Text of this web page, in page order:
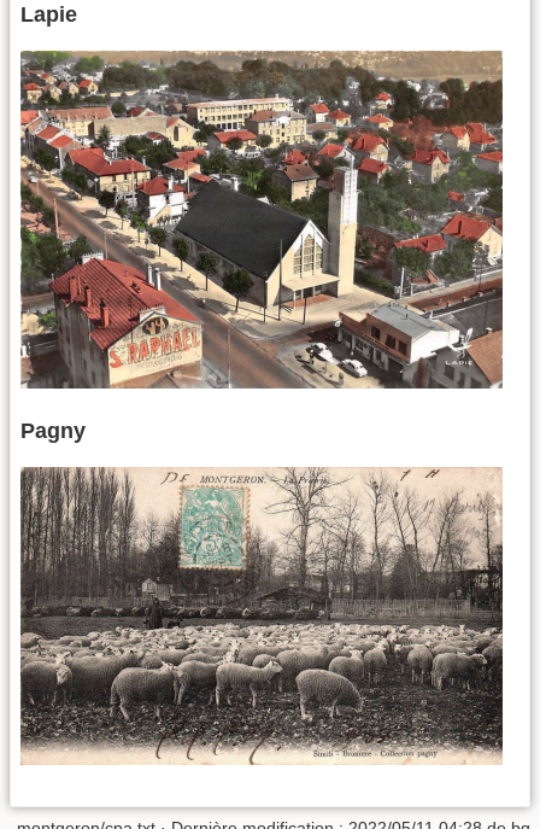
Lapie
Pagny